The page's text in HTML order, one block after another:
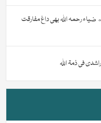
ضیاء رحمہ اللہ بھی داغ مفارقت
فی ذمۃ اللہ